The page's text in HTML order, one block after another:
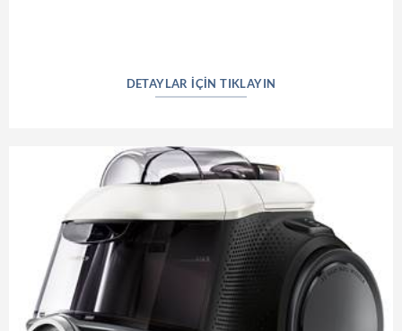
DETAYLAR IÇIN TIKLAYIN